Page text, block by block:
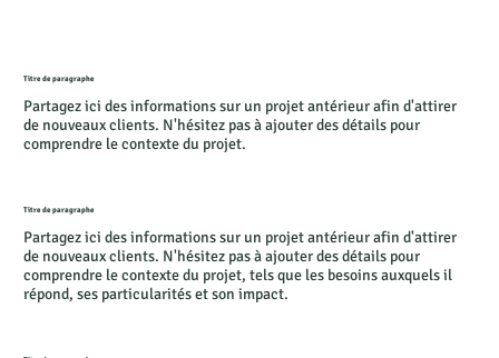
Titre de paragraphe
Partagez ici des informations sur un projet antérieur afin d'attirer
de nouveaux clients. N'hésitez pas à ajouter des détails pour
comprendre le contexte du projet.
Titre de paragraphe
Partagez ici des informations sur un projet antérieur afin d'attirer
de nouveaux clients. N'hésitez pas à ajouter des détails pour
comprendre le contexte du projet, tels que les besoins auxquels il
répond, ses particularités et son impact.